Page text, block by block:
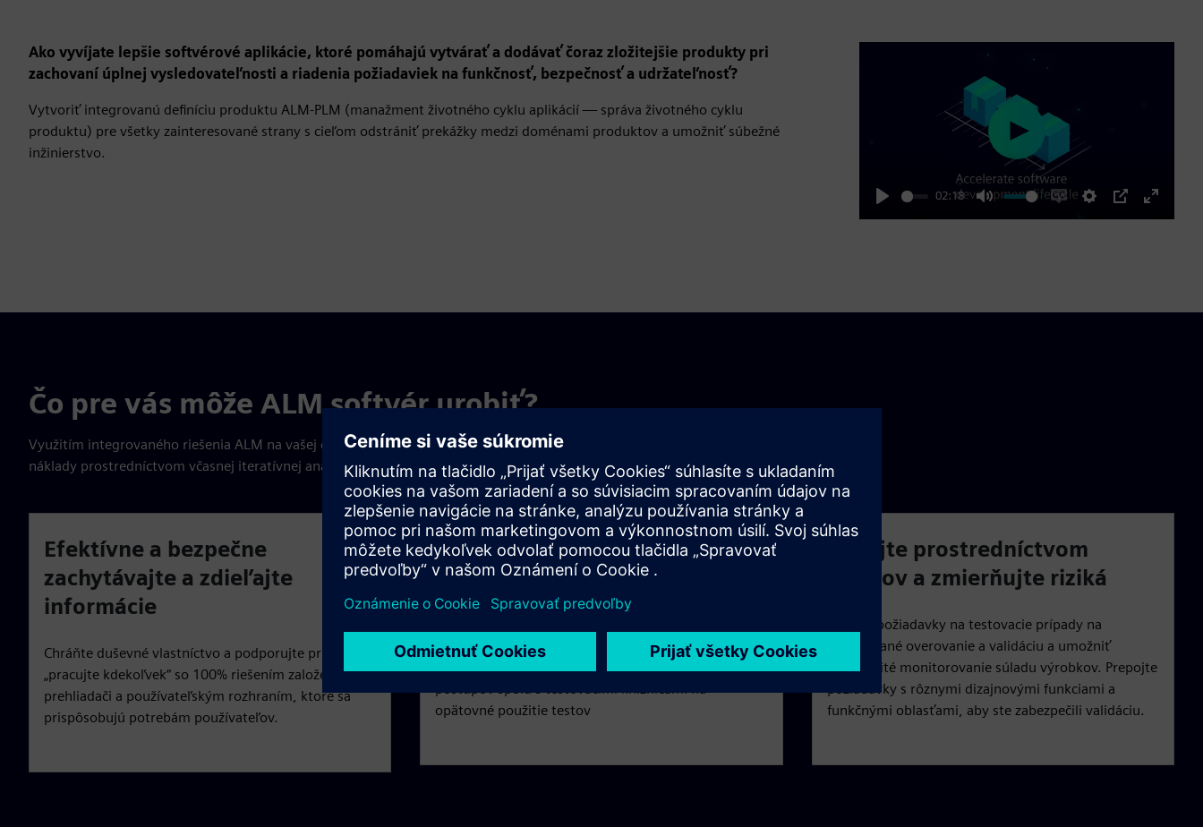
Ako vyvíjate lepšie softvérové aplikácie, ktoré pomáhajú vytvárať a dodávať čoraz zložitejšie produkty pri
zachovaní úplnej vysledovateľnosti a riadenia požiadaviek na funkčnosť, bezpečnosť a udržateľnosť?
Vytvoriť integrovanú definíciu produktu ALM-PLM (manažment životného cyklu aplikácií — správa životného cyklu
produktu) pre všetky zainteresované strany s cieľom odstrániť prekážky medzi doménami produktov a umožniť súbežné
inžinierstvo.
Play
02:18
Mute
EnableSettings
PIP
Enter
Play
Čo pre vás môže ALM softvér urobiť?
Využitím integrovaného riešenia ALM na vašej ceste digitalizácie budete môcť zlepšiť kvalitu, zvýšiť produktivitu a znížiť
náklady prostredníctvom včasnej iteratívnej analýzy, plánovania, riadenia zmien a spätnej väzby.
Efektívne a bezpečne
zachytávajte a zdieľajte
informácie
Chráňte duševné vlastníctvo a podporujte prístup
„pracujte kdekoľvek“ so 100% riešením založeným na
prehliadači a používateľským rozhraním, ktoré sa
prispôsobujú potrebám používateľov.
Naplánujte iniciatívy
produktového
spravujte požiadavky počas celého životného cyklu
projektu. Využite automatizáciu testov a pracovných
postupov spolu s testovacími knižnicami na
opätovné použitie testov
Uspejte prostredníctvom
auditov a zmierňujte riziká
Zviazať požiadavky na testovacie prípady na
integrované overovanie a validáciu a umožniť
nepretržité monitorovanie súladu výrobkov. Prepojte
požiadavky s rôznymi dizajnovými funkciami a
funkčnými oblasťami, aby ste zabezpečili validáciu.